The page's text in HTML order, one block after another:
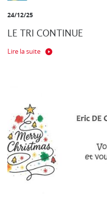
24/12/25
LE TRI CONTINUE
Lire la suite